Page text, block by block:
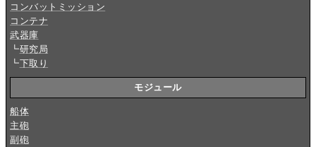
コンバットミッション
コンテナ
武器庫
┗研究局
┗下取り
モジュール
船体
主砲
副砲